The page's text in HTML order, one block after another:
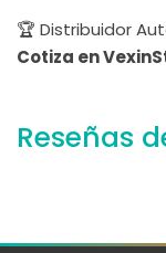
🏆 Distribuidor
Cotiza en
Reseñas